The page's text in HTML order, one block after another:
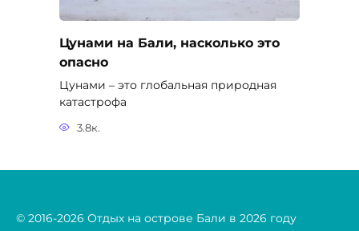
© 2016-2026 Отдых на острове Бали в 2026 году